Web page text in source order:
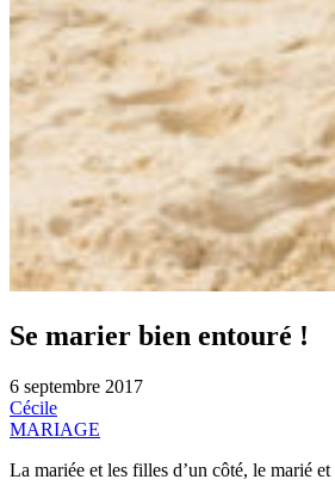
Se marier bien entouré !
6 septembre 2017
Cécile
MARIAGE
La mariée et les filles d’un côté, le marié et